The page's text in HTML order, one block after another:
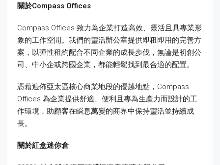
關於Compass Offices
Compass Offices 致力為企業打造高效、靈活且具專業形
象的工作空間。我們的靈活辦公室提供即租即用的完善方
案，以彈性租約配合不同企業的成長步伐，無論是初創公
司、中小企或跨國企業，都能輕鬆找到最合適的配置。
憑藉遍佈亞太區核心商業地段的優越地點，Compass
Offices 為企業提供舒適、便利且專為生產力而設計的工
作環境，助顧客在瞬息萬變的商界中保持靈活並持續成
長。
關於紅盒迷你倉